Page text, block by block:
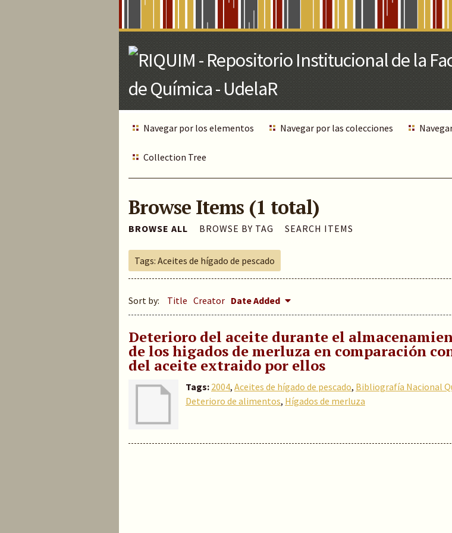
Navegar por los elementos Navegar por las colecciones
Collection Tree
Browse Items (1 total)
BROWSE ALL BROWSE BY TAG SEARCH ITEMS
Tags: Aceites de hígado de pescado
Sort by: Title Creator Date Added
Deterioro del aceite durante el
de los higados de merluza en comparación
del aceite extraido por ellos
Tags: 2004, Aceites de hígado de pescado, Bibliografía Nacional
Deterioro de alimentos, Hígados de merluza